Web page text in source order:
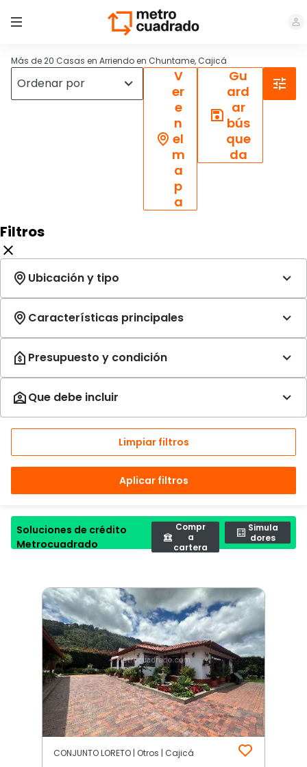
Más de 20 Casas en Arriendo en Chuntame, Cajicá
V
er
e
n
el
m
a
p
a
Gu
ard
ar
bús
que
da
Filtros
Limpiar filtros
Aplicar filtros
Soluciones de crédito
Metrocuadrado
Compr
a
cartera
Simula
dores
CONJUNTO LORETO | Otros | Cajicá